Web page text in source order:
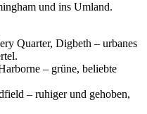
und ins Umland.
Quarter, Digbeth – urbanes
– grüne, beliebte
– ruhiger und gehoben,